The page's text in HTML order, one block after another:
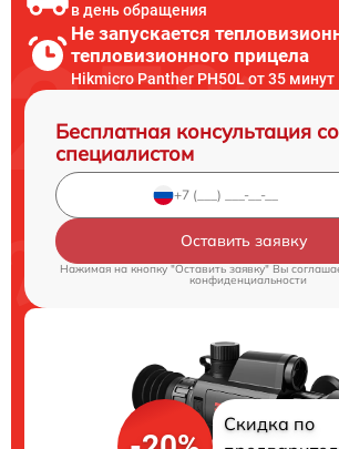
в день обращения
Не запускается
тепловизионного прицела
Hikmicro Panther PH50L от 35 минут
Бесплатная консультация со
специалистом
Оставить заявку
Нажимая на кнопку "Оставить заявку" Вы
конфиденциальности
Скидка по